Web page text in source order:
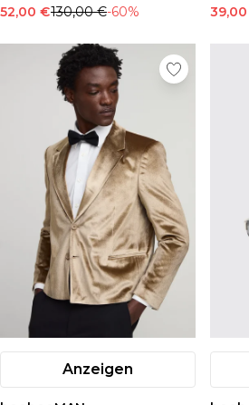
52,00 €130,00 €-60%
Anzeigen